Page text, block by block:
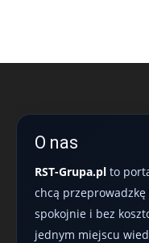
O nas
RST-Grupa.pl to
chcą
spokojnie i bez
jednym miejscu